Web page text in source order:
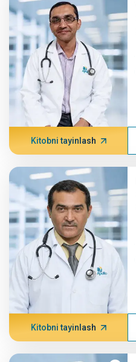
Kitobni tayinlash
Kitobni tayinlash